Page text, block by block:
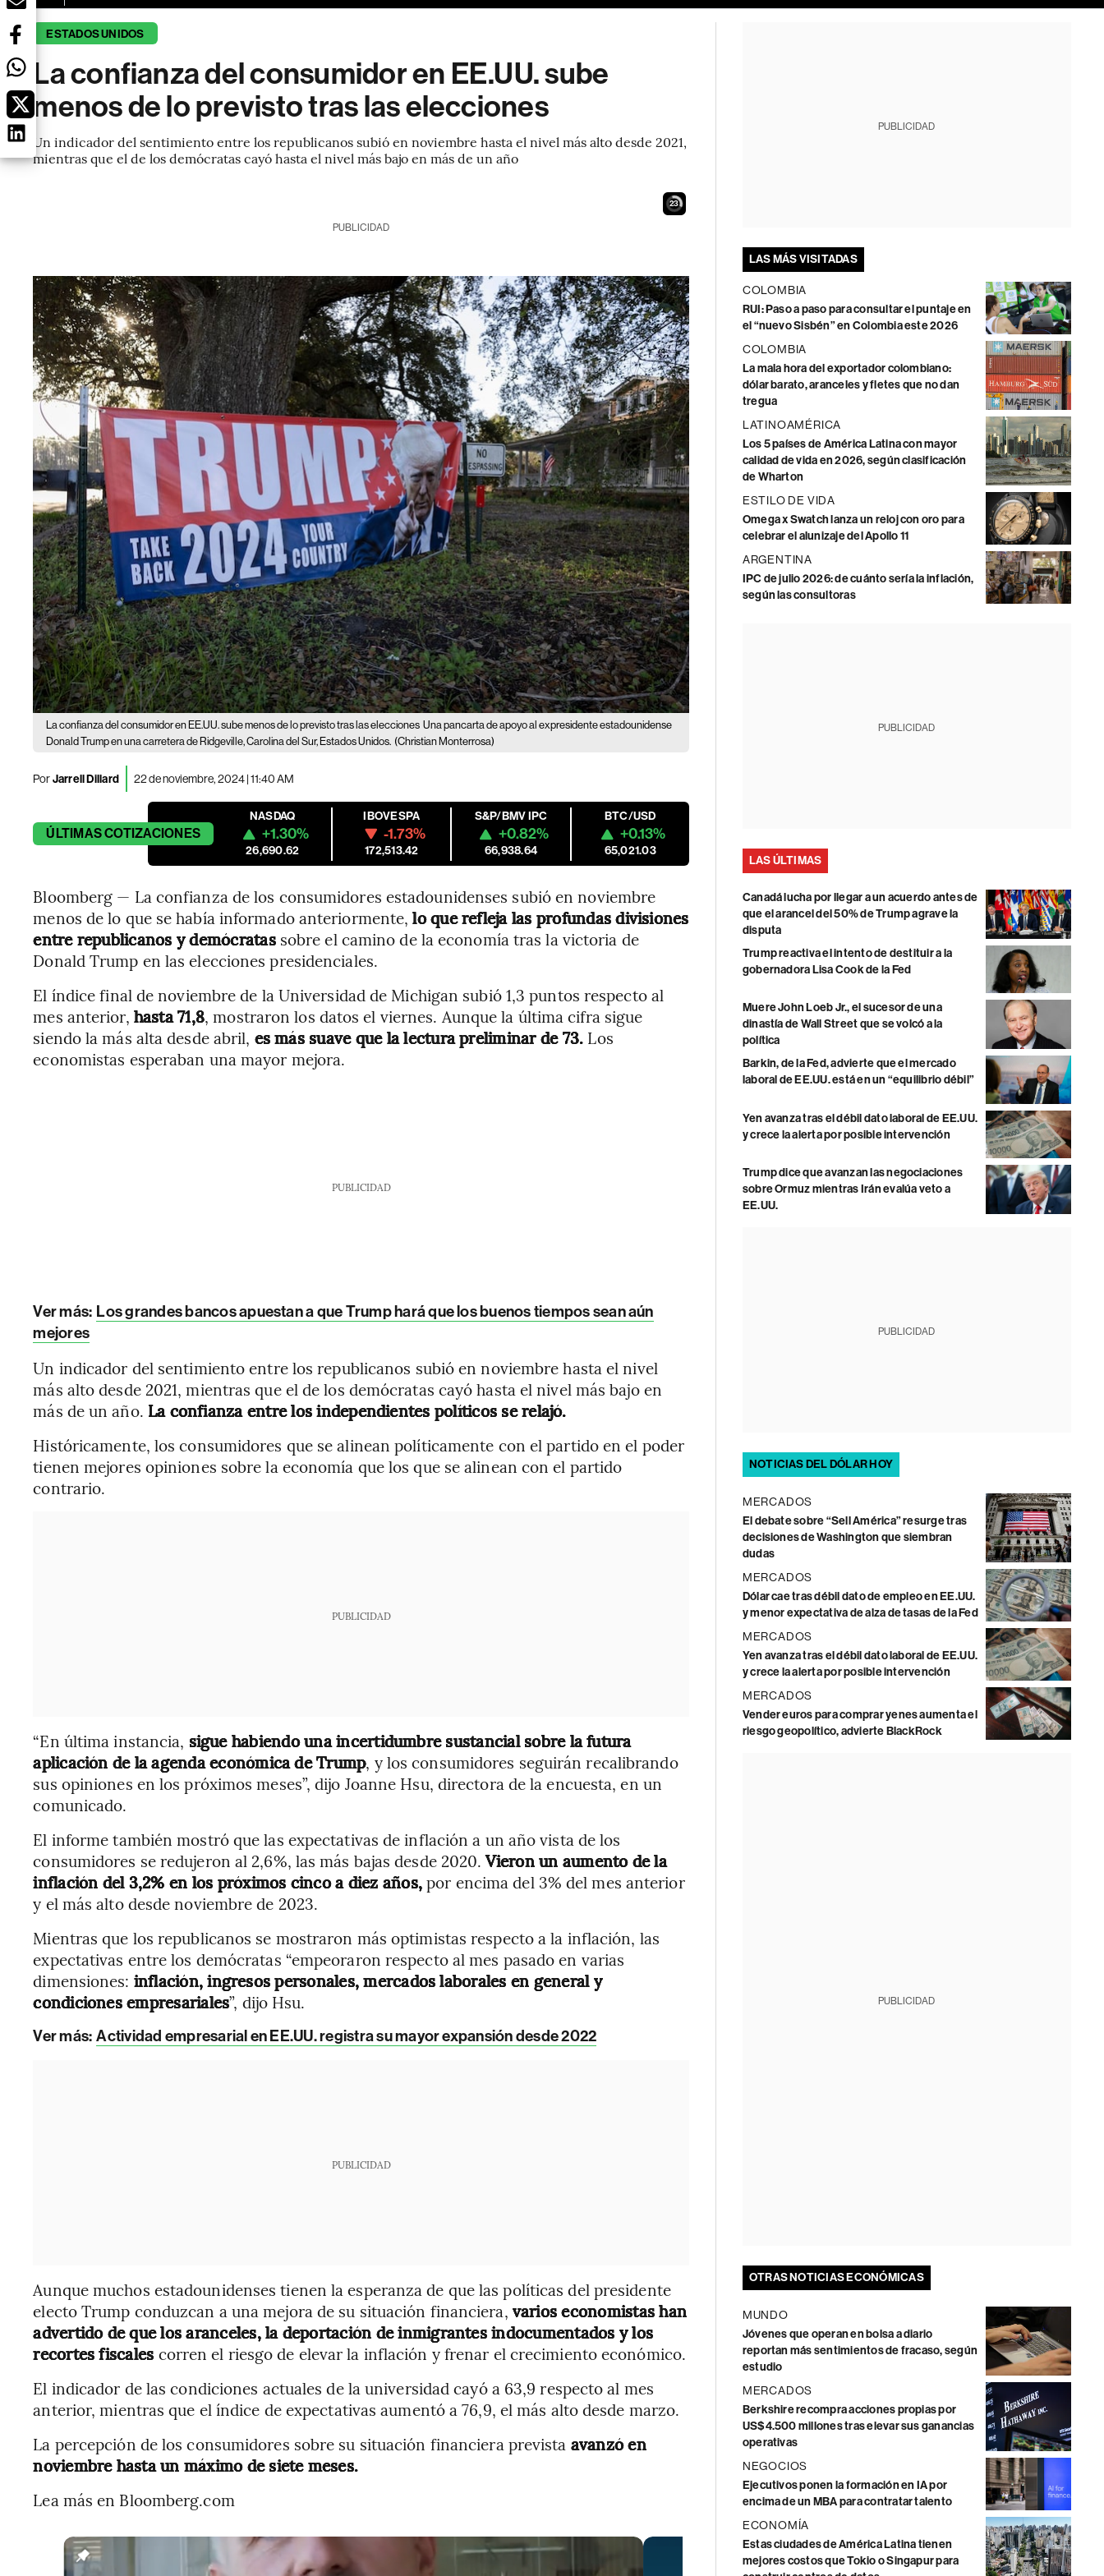
ESTADOS UNIDOS
La confianza del consumidor en EE.UU. sube
menos de lo previsto tras las elecciones
Un indicador del sentimiento entre los republicanos subió en noviembre hasta el nivel más alto desde 2021,
mientras que el de los demócratas cayó hasta el nivel más bajo en más de un año
22
PUBLICIDAD
La confianza del consumidor en EE.UU. sube menos de lo previsto tras las elecciones Una pancarta de apoyo al expresidente estadounidense
Donald Trump en una carretera de Ridgeville, Carolina del Sur, Estados Unidos. (Christian Monterrosa)
PorJarrell Dillard 22 de noviembre, 2024 | 11:40 AM
ÚLTIMASCOTIZACIONES
NASDAQ
+1.30%
26,690.62
IBOVESPA
-1.73%
172,513.42
S&P/BMV IPC
+0.82%
66,938.64
BTC/USD
+0.13%
65,021.03
Bloomberg — La confianza de los consumidores estadounidenses subió en noviembre
menos de lo que se había informado anteriormente,lo que refleja las profundas divisiones
entre republicanos y demócratassobre el camino de la economía tras la victoria de
Donald Trump en las elecciones presidenciales.
El índice final de noviembre de la Universidad de Michigan subió 1,3 puntos respecto al
mes anterior, hasta 71,8, mostraron los datos el viernes. Aunque la última cifra sigue
siendo la más alta desde abril, es más suave que la lectura preliminar de 73. Los
economistas esperaban una mayor mejora.
PUBLICIDAD
Ver más: Los grandes bancos apuestan a que Trump hará que los buenos tiempos sean aún
mejores
Un indicador del sentimiento entre los republicanos subió en noviembre hasta el nivel
más alto desde 2021, mientras que el de los demócratas cayó hasta el nivel más bajo en
más de un año. La confianza entre los independientes políticos se relajó.
Históricamente, los consumidores que se alinean políticamente con el partido en el poder
tienen mejores opiniones sobre la economía que los que se alinean con el partido
contrario.
PUBLICIDAD
“En última instancia, sigue habiendo una incertidumbre sustancial sobre la futura
aplicación de la agenda económica de Trump, y los consumidores seguirán recalibrando
sus opiniones en los próximos meses”, dijo Joanne Hsu, directora de la encuesta, en un
comunicado.
El informe también mostró que las expectativas de inflación a un año vista de los
consumidores se redujeron al 2,6%, las más bajas desde 2020.Vieron un aumento de la
inflación del 3,2% en los próximos cinco a diez años,por encima del 3% del mes anterior
y el más alto desde noviembre de 2023.
Mientras que los republicanos se mostraron más optimistas respecto a la inflación, las
expectativas entre los demócratas “empeoraron respecto al mes pasado en varias
dimensiones: inflación, ingresos personales, mercados laborales en general y
condiciones empresariales”, dijo Hsu.
Ver más: Actividad empresarial en EE.UU. registra su mayor expansión desde 2022
PUBLICIDAD
Aunque muchos estadounidenses tienen la esperanza de que las políticas del presidente
electo Trump conduzcan a una mejora de su situación financiera, varios economistas han
advertido de que los aranceles, la deportación de inmigrantes indocumentados y los
recortes fiscales corren el riesgo de elevar la inflación y frenar el crecimiento económico.
El indicador de las condiciones actuales de la universidad cayó a 63,9 respecto al mes
anterior, mientras que el índice de expectativas aumentó a 76,9, el más alto desde marzo.
La percepción de los consumidores sobre su situación financiera prevista avanzó en
noviembre hasta un máximo de siete meses.
Lea más en Bloomberg.com
PUBLICIDAD
LAS MÁS VISITADAS
COLOMBIA
RUI: Paso a paso para consultar el puntaje en
el “nuevo Sisbén” en Colombia este 2026
COLOMBIA
La mala hora del exportador colombiano:
dólar barato, aranceles y fletes que no dan
tregua
LATINOAMÉRICA
Los 5 países de América Latina con mayor
calidad de vida en 2026, según clasificación
de Wharton
ESTILO DE VIDA
Omega x Swatch lanza un reloj con oro para
celebrar el alunizaje del Apollo 11
ARGENTINA
IPC de julio 2026: de cuánto sería la inflación,
según las consultoras
PUBLICIDAD
LAS ÚLTIMAS
Canadá lucha por llegar a un acuerdo antes de
que el arancel del 50% de Trump agrave la
disputa
Trump reactiva el intento de destituir a la
gobernadora Lisa Cook de la Fed
Muere John Loeb Jr., el sucesor de una
dinastía de Wall Street que se volcó a la
política
Barkin, de la Fed, advierte que el mercado
laboral de EE.UU. está en un “equilibrio débil”
Yen avanza tras el débil dato laboral de EE.UU.
y crece la alerta por posible intervención
Trump dice que avanzan las negociaciones
sobre Ormuz mientras Irán evalúa veto a
EE.UU.
PUBLICIDAD
NOTICIAS DEL DÓLAR HOY
MERCADOS
El debate sobre “Sell América” resurge tras
decisiones de Washington que siembran
dudas
MERCADOS
Dólar cae tras débil dato de empleo en EE.UU.
y menor expectativa de alza de tasas de la Fed
MERCADOS
Yen avanza tras el débil dato laboral de EE.UU.
y crece la alerta por posible intervención
MERCADOS
Vender euros para comprar yenes aumenta el
riesgo geopolítico, advierte BlackRock
PUBLICIDAD
OTRAS NOTICIAS ECONÓMICAS
MUNDO
Jóvenes que operan en bolsa a diario
reportan más sentimientos de fracaso, según
estudio
MERCADOS
Berkshire recompra acciones propias por
US$4.500 millones tras elevar sus ganancias
operativas
NEGOCIOS
Ejecutivos ponen la formación en IA por
encima de un MBA para contratar talento
ECONOMÍA
Estas ciudades de América Latina tienen
mejores costos que Tokio o Singapur para